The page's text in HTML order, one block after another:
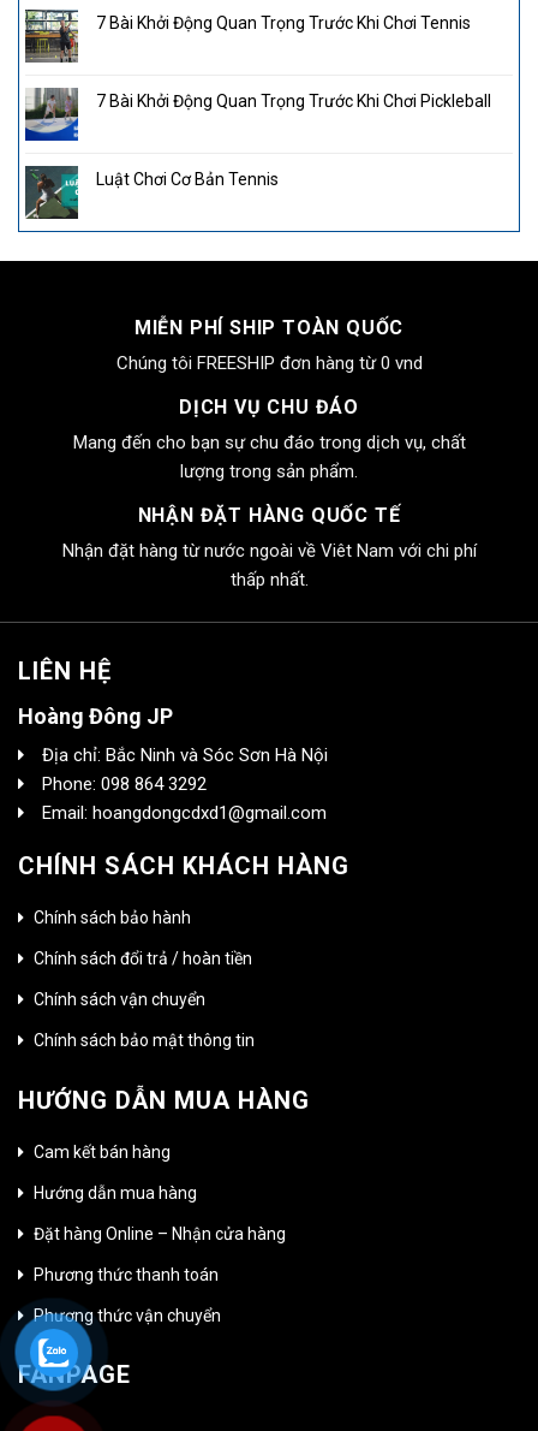
7 Bài Khởi Động Quan Trọng Trước Khi Chơi Tennis
7 Bài Khởi Động Quan Trọng Trước Khi Chơi Pickleball
Luật Chơi Cơ Bản Tennis
MIỄN PHÍ SHIP TOÀN QUỐC
Chúng tôi FREESHIP đơn hàng từ 0 vnd
DỊCH VỤ CHU ĐÁO
Mang đến cho bạn sự chu đáo trong dịch vụ, chất
lượng trong sản phẩm.
NHẬN ĐẶT HÀNG QUỐC TẾ
Nhận đặt hàng từ nước ngoài về Viêt Nam với chi phí
thấp nhất.
LIÊN HỆ
Hoàng Đông JP
Địa chỉ: Bắc Ninh và Sóc Sơn Hà Nội
Phone: 098 864 3292
Email: hoangdongcdxd1@gmail.com
CHÍNH SÁCH KHÁCH HÀNG
Chính sách bảo hành
Chính sách đổi trả / hoàn tiền
Chính sách vận chuyển
Chính sách bảo mật thông tin
HƯỚNG DẪN MUA HÀNG
Cam kết bán hàng
Hướng dẫn mua hàng
Đặt hàng Online – Nhận cửa hàng
Phương thức thanh toán
Phương thức vận chuyển
FANPAGE